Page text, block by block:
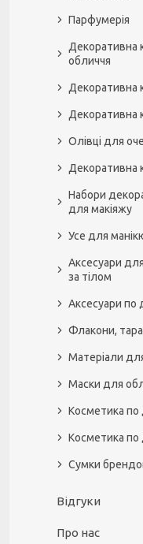
Парфумерія
Декоративна
обличчя
Декоративна
Декоративна
Олівці для
Декоративна
Набори
для макіяжу
Усе для
Аксесуари
за тілом
Аксесуари по
Флакони,
Матеріали
Маски для
Косметика по
Косметика по
Сумки
Відгуки
Про нас